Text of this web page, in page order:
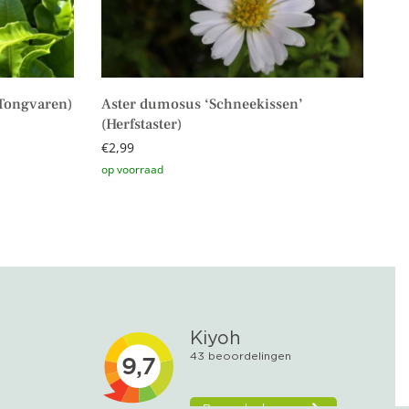
Aster dumosus ‘Schneekissen’
(Herfstaster)
€2,99